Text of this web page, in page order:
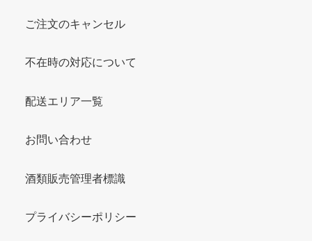
ご注文のキャンセル
不在時の対応について
配送エリア一覧
お問い合わせ
酒類販売管理者標識
プライバシーポリシー